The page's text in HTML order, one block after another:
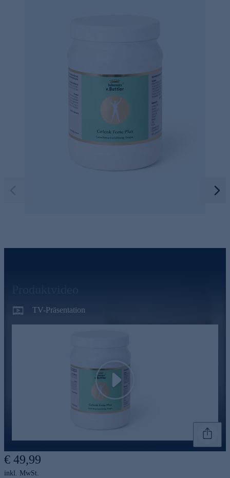
TV-Präsentation
Play
€ 49,99
inkl. MwSt.